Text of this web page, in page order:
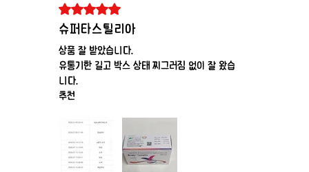
별점 5점 중 5점을 주었습니다.
슈퍼타스틸리아
상품 잘 받았습니다.
유통기한 길고 박스 상태 찌그러짐 없이 잘 왔습
니다.
추천